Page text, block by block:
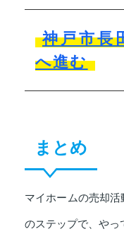
神戸市長
へ進む
まとめ
マイホームの売却
のステップで、やっ